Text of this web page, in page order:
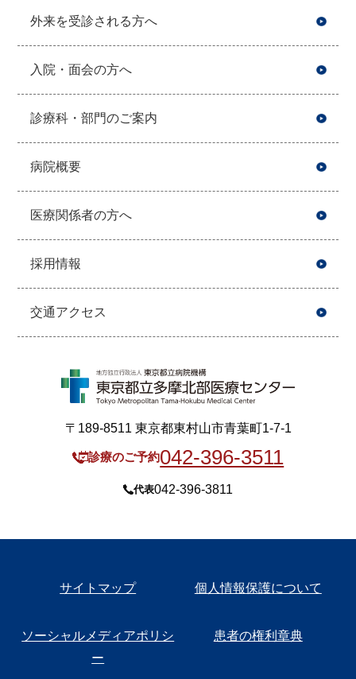
外来を受診される方へ
入院・面会の方へ
診療科・部門のご案内
病院概要
医療関係者の方へ
採用情報
交通アクセス
〒189-8511 東京都東村山市青葉町1-7-1
診療のご予約042-396-3511
代表042-396-3811
サイトマップ 個人情報保護について
ソーシャルメディアポリシ
ー
患者の権利章典